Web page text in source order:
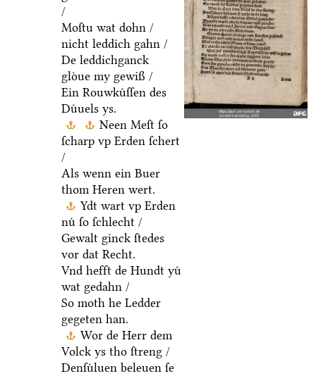
/
Moſtu wat dohn /
nicht leddich gahn /
De leddichganck
gloͤue my gewiß /
Ein Rouwkuͤſſen des
Duͤuels ys.
Neen Meſt ſo
ſcharp vp Erden ſchert
/
Als wenn ein Buer
thom Heren wert.
Ydt wart vp Erden
nuͤ ſo ſchlecht /
Gewalt ginck ſtedes
vor dat Recht.
Vnd hefft de Hundt yuͤ
wat gedahn /
So moth he Ledder
gegeten han.
Wor de Herr dem
Volck ys tho ſtreng /
Denſuͤluen beleuen ſe